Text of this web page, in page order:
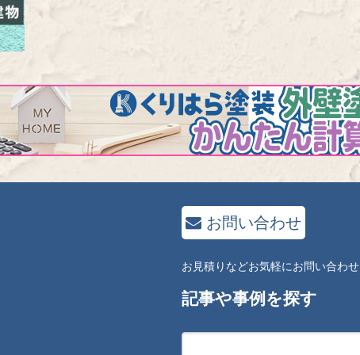
お問い合わせ
お見積りなどお気軽にお問い合わ
記事や事例を探す